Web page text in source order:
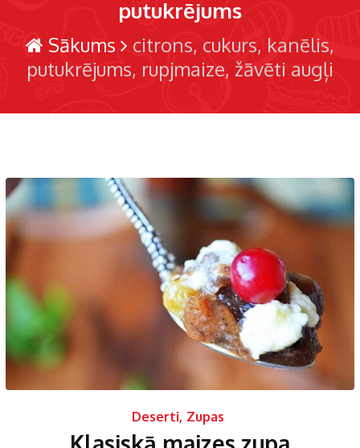
putukrējums
Sākums citrons cukurs kanēlis
putukrējums rupjmaize žāvēti augļi
Deserti, Zupas